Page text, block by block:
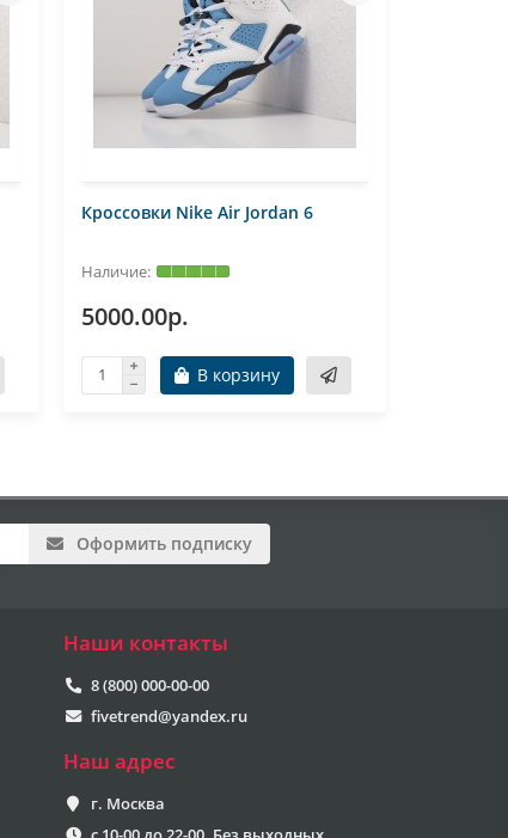
Кроссовки Nike Air Jordan 6
5000.00р.
В корзину
Оформить подписку
Наши контакты
8 (800) 000-00-00
fivetrend@yandex.ru
Наш адрес
г. Москва